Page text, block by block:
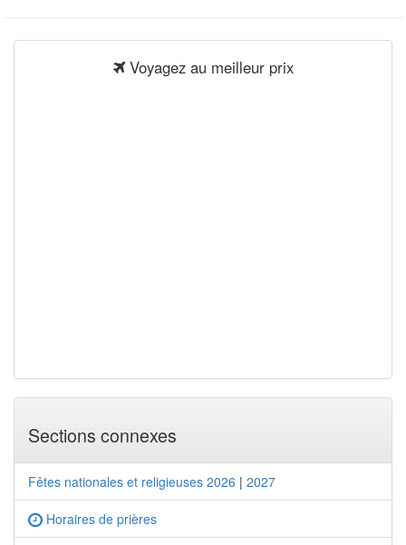
Voyagez au meilleur prix
Sections connexes
Fêtes nationales et religieuses 2026 | 2027
Horaires de prières